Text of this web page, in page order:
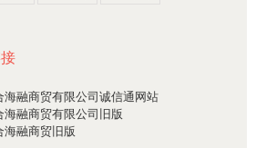
海融商贸有限公司诚信通网站
海融商贸有限公司旧版
海融商贸旧版